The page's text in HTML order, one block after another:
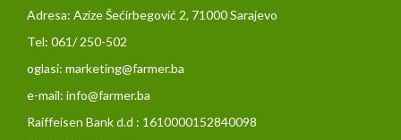
Adresa: Azize Šećirbegović 2, 71000 Sarajevo
Tel: 061/ 250-502
oglasi: marketing@farmer.ba
e-mail: info@farmer.ba
Raiffeisen Bank d.d : 1610000152840098